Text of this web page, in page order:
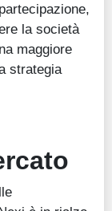
la società
maggiore
strategia